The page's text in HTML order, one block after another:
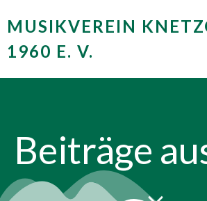
Inhalt
MUSIKVEREIN
1960 E. V.
Beiträge